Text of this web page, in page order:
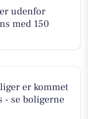
udenfor
med 150
er kommet
- se boligerne